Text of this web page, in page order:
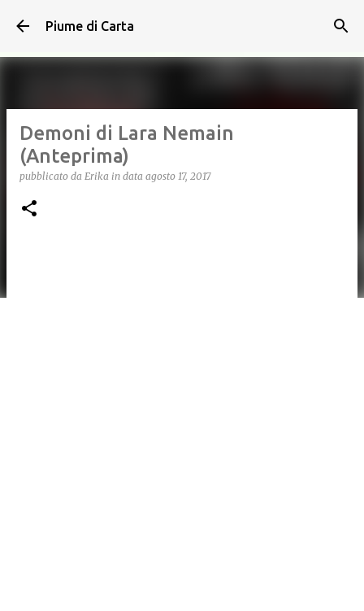
Passa ai contenuti principali
Piume di Carta
Demoni di Lara Nemain
(Anteprima)
pubblicato da Erika in data agosto 17, 2017